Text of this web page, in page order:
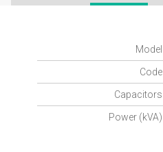
Model
Code
Capacitors
Power (kVA)